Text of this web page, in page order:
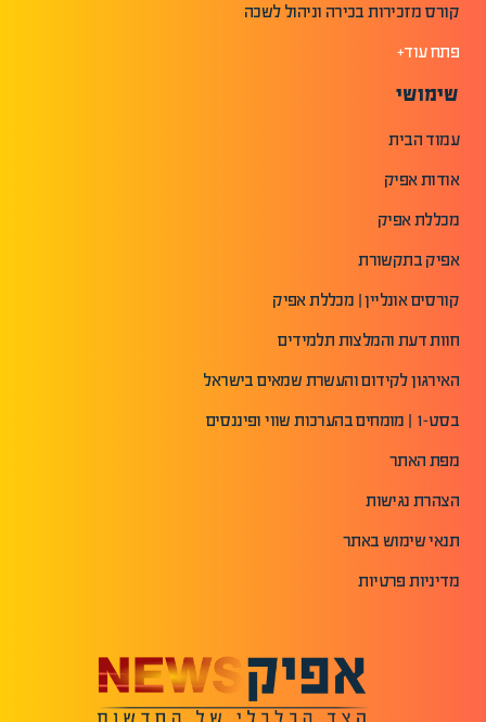
קורס מזכירות בכירה וניהול לשכה
פתח עוד+
שימושי
עמוד הבית
אודות אפיק
מכללת אפיק
אפיק בתקשורת
קורסים אונליין | מכללת אפיק
חוות דעת והמלצות תלמידים
האירגון לקידום והעשרת שמאים בישראל
בסט-1 | מומחים בהערכות שווי ופיננסים
מפת האתר
הצהרת נגישות
תנאי שימוש באתר
מדיניות פרטיות